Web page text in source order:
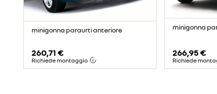
minigonna paraurti anteriore
260,71 €
Richiede montaggio
minigonna
266,95 €
Richiede